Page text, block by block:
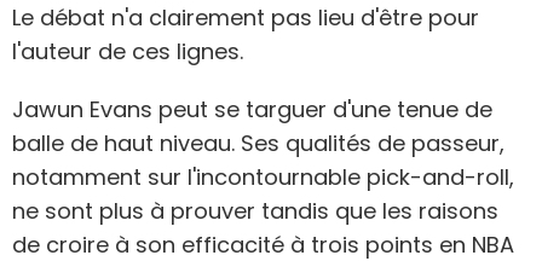
Le débat n'a clairement pas lieu d'être pour
l'auteur de ces lignes.
Jawun Evans peut se targuer d'une tenue de
balle de haut niveau. Ses qualités de passeur,
notamment sur l'incontournable pick-and-roll,
ne sont plus à prouver tandis que les raisons
de croire à son efficacité à trois points en NBA